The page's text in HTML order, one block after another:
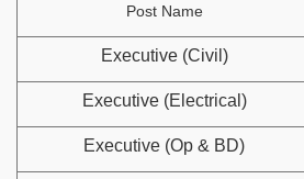
Post Name
Executive (Civil)
Executive (Electrical)
Executive (Op & BD)